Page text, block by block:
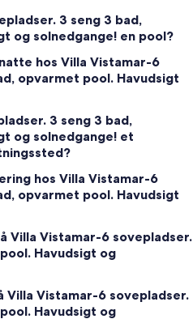
3 seng 3 bad,
og solnedgange! en pool?
hos Villa Vistamar-6
opvarmet pool. Havudsigt
3 seng 3 bad,
og solnedgange! et
hos Villa Vistamar-6
opvarmet pool. Havudsigt
Villa Vistamar-6 sovepladser.
Havudsigt og
Villa Vistamar-6 sovepladser.
Havudsigt og